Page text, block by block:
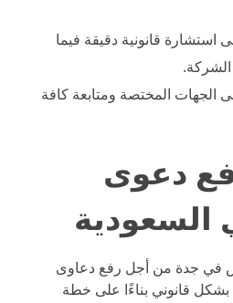
قانونية دقيقة فيما
الجهات المختصة ومتابعة كافة
دعوى
في جدة من أجل رفع دعاوى
بشكل قانوني بناءًا على خطة